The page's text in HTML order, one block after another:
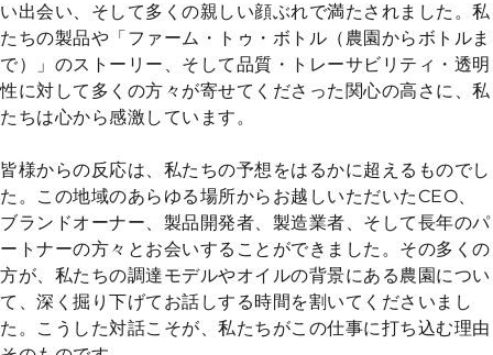
い出会い、そして多くの親しい顔ぶれで満たされました。私
たちの製品や「ファーム・トゥ・ボトル（農園からボトルま
で）」のストーリー、そして品質・トレーサビリティ・透明
性に対して多くの方々が寄せてくださった関心の高さに、私
たちは心から感激しています。
皆様からの反応は、私たちの予想をはるかに超えるものでし
た。この地域のあらゆる場所からお越しいただいたCEO、
ブランドオーナー、製品開発者、製造業者、そして長年のパ
ートナーの方々とお会いすることができました。その多くの
方が、私たちの調達モデルやオイルの背景にある農園につい
て、深く掘り下げてお話しする時間を割いてくださいまし
た。こうした対話こそが、私たちがこの仕事に打ち込む理由